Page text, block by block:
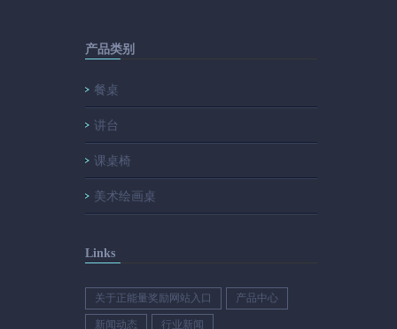
产品类别
餐桌
讲台
课桌椅
美术绘画桌
Links
关于正能量奖励网站入口 产品中心
新闻动态 行业新闻